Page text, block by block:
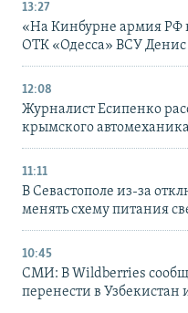
13:27
«На Кинбурне армия РФ
ОТК «Одесса» ВСУ
12:08
Журналист Есипенко
крымского
11:11
В Севастополе из-за
менять схему питания
10:45
СМИ: В Wildberries
перенести в Узбекистан